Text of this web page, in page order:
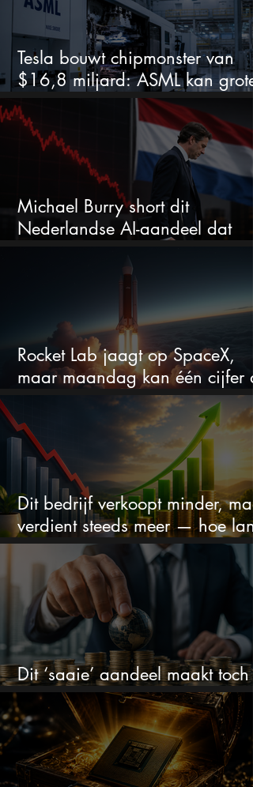
Tesla bouwt chipmonster van
$16,8 miljard: ASML kan grote
winnaar worden
Michael Burry short dit
Nederlandse AI-aandeel dat
Rocket Lab jaagt op SpaceX,
maar maandag kan één cijfer
droom doorprikken?
Dit bedrijf verkoopt minder,
verdient steeds meer — hoe
kan dit sprookje doorgaan?
Dit ‘saaie’ aandeel maakt toch
bizar veel winst